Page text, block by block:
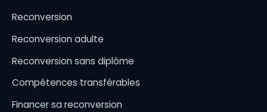
Reconversion
Reconversion adulte
Reconversion sans diplôme
Compétences transférables
Financer sa reconversion